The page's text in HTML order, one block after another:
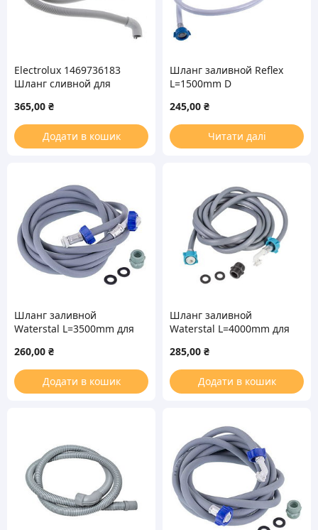
Electrolux 1469736183
Шланг сливной для
L=2430mm
365,00 ₴
Додати в кошик
Шланг заливной Reflex
L=1500mm D
стиральной машины
245,00 ₴
Читати далі
Шланг заливной
Waterstal L=3500mm для
260,00 ₴
Додати в кошик
Шланг заливной
Waterstal L=4000mm для
285,00 ₴
Додати в кошик